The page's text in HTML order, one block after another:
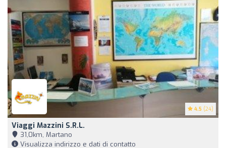
4.5 (24)
Viaggi Mazzini S.r.l.
31,0km, Martano
Visualizza indirizzo e dati di contatto